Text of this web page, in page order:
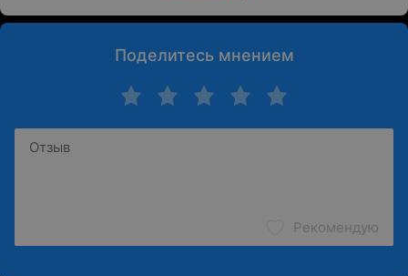
Поделитесь мнением
Рекомендую